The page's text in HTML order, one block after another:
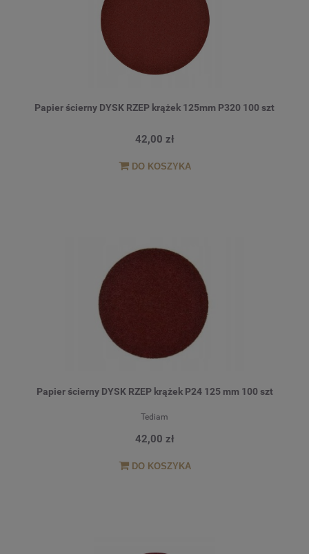
Papier ścierny DYSK RZEP krążek 125mm P320 100 szt
42,00 zł
DO KOSZYKA
Papier ścierny DYSK RZEP krążek P24 125 mm 100 szt
Tediam
42,00 zł
DO KOSZYKA